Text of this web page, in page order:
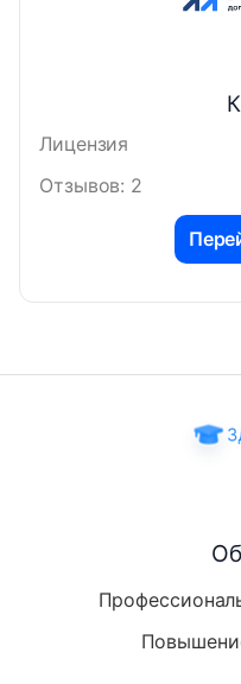
Лицензия
Отзывов: 2